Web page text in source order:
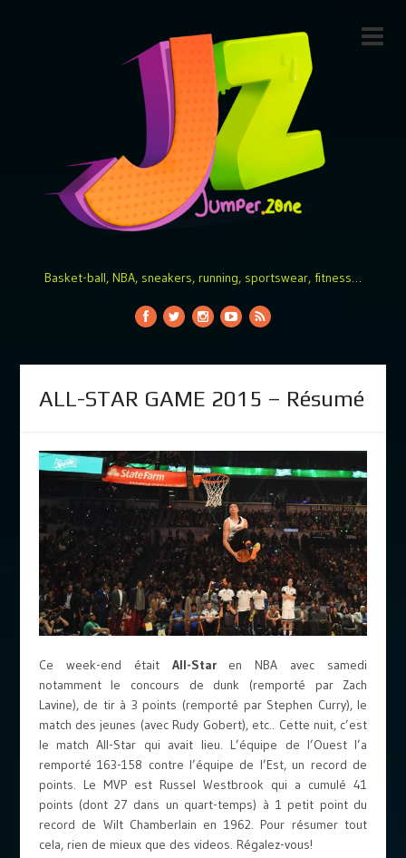
Basket-ball, NBA, sneakers, running, sportswear, fitness…
ALL-STAR GAME 2015 – Résumé
Ce week-end était All-Staren NBA avec samedi
notamment le concours de dunk (remporté par Zach
Lavine), de tir à 3 points (remporté par Stephen Curry), le
match des jeunes (avec Rudy Gobert), etc.. Cette nuit, c’est
le match All-Star qui avait lieu. L’équipe de l’Ouest l’a
remporté 163-158 contre l’équipe de l’Est, un record de
points. Le MVP est Russel Westbrook qui a cumulé 41
points (dont 27 dans un quart-temps) à 1 petit point du
record de Wilt Chamberlain en 1962. Pour résumer tout
cela, rien de mieux que des videos. Régalez-vous!